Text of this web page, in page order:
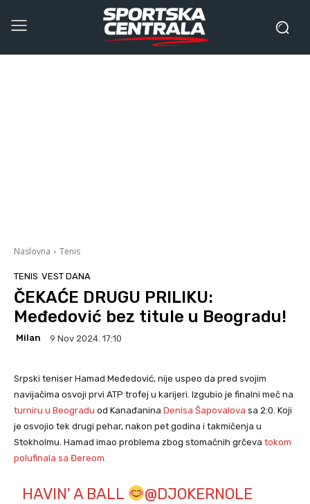
Naslovna Tenis
TENIS VEST DANA
ČEKAĆE DRUGU PRILIKU:
Međedović bez titule u Beogradu!
Milan 9 Nov 2024. 17:10
Srpski teniser Hamad Međedović, nije uspeo da pred svojim
navijačima osvoji prvi ATP trofej u karijeri. Izgubio je finalni meč na
turniru u Beogradu od Kanađanina Denisa Šapovalova sa 2:0. Koji
je osvojio tek drugi pehar, nakon pet godina i takmičenja u
Stokholmu. Hamad imao problema zbog stomačnih grčeva tokom
polufinala sa Đereom.
HAVIN' A BALL
@DJOKERNOLE